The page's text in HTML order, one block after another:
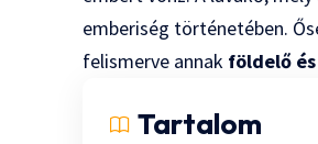
emberiség történetében.
felismerve annak földelő
Tartalom